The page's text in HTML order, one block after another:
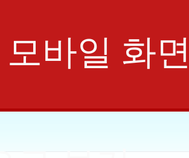
모바일 화